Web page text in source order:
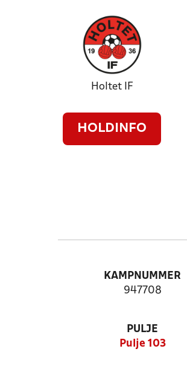
Holtet IF
HOLDINFO
KAMPNUMMER
947708
PULJE
Pulje 103